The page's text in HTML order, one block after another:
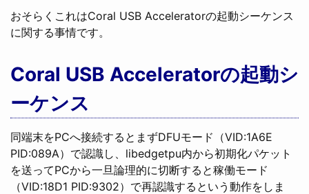
おそらくこれはCoral USB Acceleratorの起動シーケンス
に関する事情です。
Coral USB Acceleratorの起動シ
ーケンス
同端末をPCへ接続するとまずDFUモード（VID:1A6E
PID:089A）で認識し、libedgetpu内から初期化パケット
を送ってPCから一旦論理的に切断すると稼働モード
（VID:18D1 PID:9302）で再認識するという動作をしま